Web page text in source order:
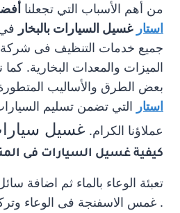
من أهم الأسباب التي تجعلنا
استار غسيل السيارات بالبخار
جميع خدمات التنظيف فى شركة
الميزات والمعدات البخارية.
بعض الطرق والأساليب
استار التي تضمن تسليم
عملاؤنا الكرام. غسيل
كيفية غسيل السيارات فى
تعبئة الوعاء بالماء ثم اضافة
. غمس الاسفنجة فى الوعاء